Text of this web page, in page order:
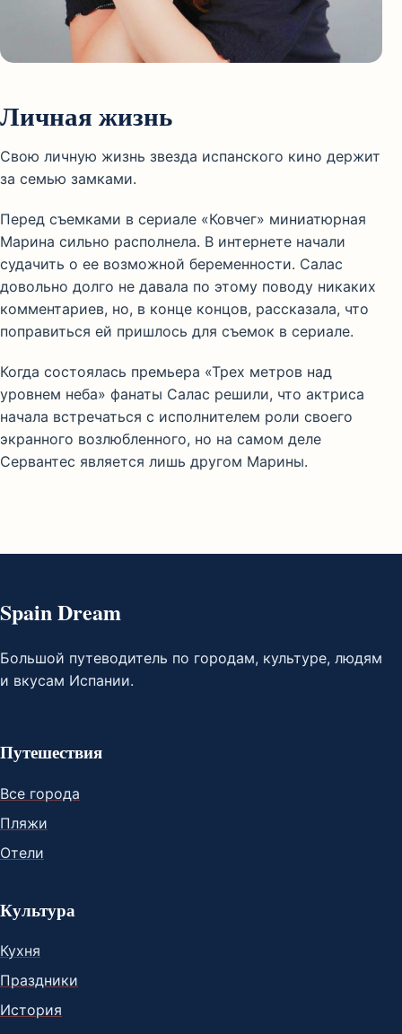
Личная жизнь
Свою личную жизнь звезда испанского кино держит
за семью замками.
Перед съемками в сериале «Ковчег» миниатюрная
Марина сильно располнела. В интернете начали
судачить о ее возможной беременности. Салас
довольно долго не давала по этому поводу никаких
комментариев, но, в конце концов, рассказала, что
поправиться ей пришлось для съемок в сериале.
Когда состоялась премьера «Трех метров над
уровнем неба» фанаты Салас решили, что актриса
начала встречаться с исполнителем роли своего
экранного возлюбленного, но на самом деле
Сервантес является лишь другом Марины.
Spain Dream
Большой путеводитель по городам, культуре, людям
и вкусам Испании.
Путешествия
Все города
Пляжи
Отели
Культура
Кухня
Праздники
История